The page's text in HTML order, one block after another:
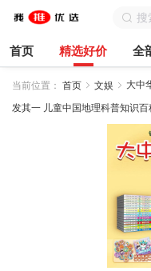
首页 精选好价 全
当前位置： 首页 文娱 大中
发其一 儿童中国地理科普知识
读物 课外读物暑假作业一升二